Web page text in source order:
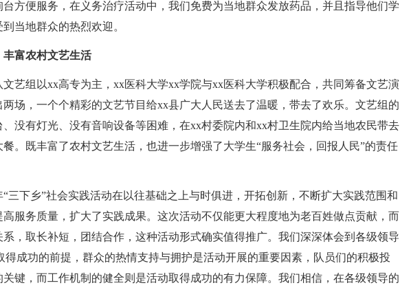
方便服务，在义务治疗活动中，我们免费为当地群众发放药品，并且指导他们学
当地群众的热烈欢迎。
富农村文艺生活
组以xx高专为主，xx医科大学xx学院与xx医科大学积极配合，共同筹备文艺演
场，一个个精彩的文艺节目给xx县广大人民送去了温暖，带去了欢乐。文艺组的
没有灯光、没有音响设备等困难，在xx村委院内和xx村卫生院内给当地农民带去
。既丰富了农村文艺生活，也进一步增强了大学生“服务社会，回报人民”的责任
下乡”社会实践活动在以往基础之上与时俱进，开拓创新，不断扩大实践范围和
服务质量，扩大了实践成果。这次活动不仅能更大程度地为老百姓做点贡献，而
系，取长补短，团结合作，这种活动形式确实值得推广。我们深深体会到各级领导
得成功的前提，群众的热情支持与拥护是活动开展的重要因素，队员们的积极投
关键，而工作机制的健全则是活动取得成功的有力保障。我们相信，在各级领导的